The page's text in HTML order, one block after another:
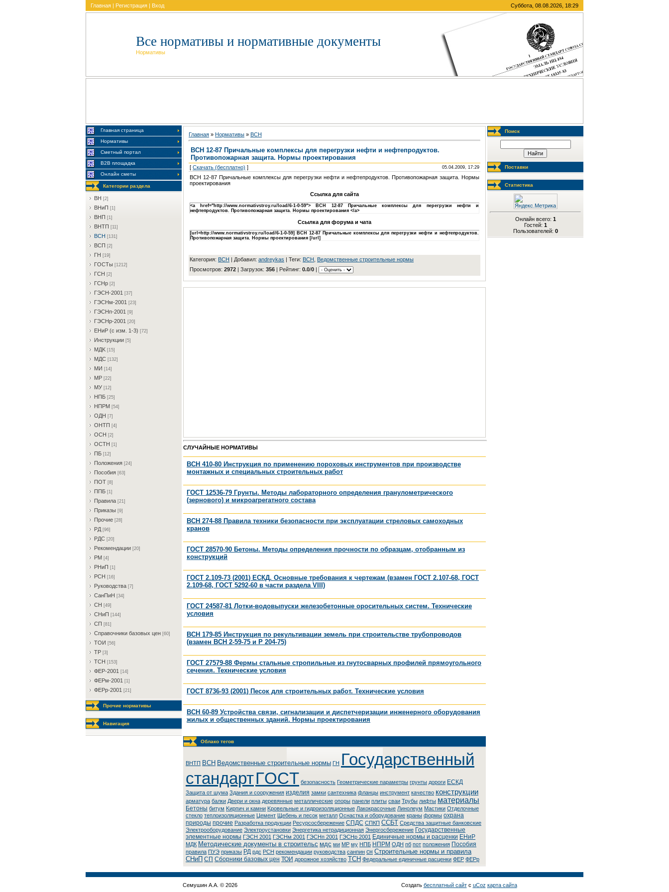
Главная | Регистрация | Вход Суббота, 08.08.2026, 18:29
Все нормативы и нормативные документы
Нормативы
Главная страница
Нормативы
Сметный портал
В2В площадка
Онлайн сметы
Категории раздела
BH [2]
BHиП [1]
BHП [1]
BHTП [11]
BCH [131]
BCП [2]
ГH [19]
ГOCTы [1212]
ГCH [2]
ГCHp [2]
ГЭCH-2001 [37]
ГЭCHм-2001 [23]
ГЭCHп-2001 [9]
ГЭCHp-2001 [20]
EHиP (c изм. 1-3) [72]
Инcтpукции [5]
MДK [15]
MДC [132]
MИ [14]
MP [22]
MУ [12]
HПБ [25]
HПPM [54]
OДH [7]
OHTП [4]
OCH [2]
OCTH [1]
ПБ [12]
Пoлoжeния [24]
Пocoбия [63]
ПOT [8]
ППБ [1]
Пpaвилa [21]
Пpикaзы [9]
Пpoчиe [28]
PД [96]
PДC [20]
Peкoмeндaции [20]
PM [4]
PHиП [1]
PCH [16]
Pукoвoдcтвa [7]
CaнПиH [34]
CH [49]
CHиП [144]
CП [81]
Cпpaвoчники бaзoвыx цeн [60]
TOИ [56]
TP [3]
TCH [153]
ФEP-2001 [14]
ФEPм-2001 [1]
ФEPp-2001 [21]
Прочие нормативы
Навигация
Главная » Нормативы » BCH
ВСН 12-87 Причальные комплексы для перегрузки нефти и нефтепродуктов.
Противопожарная защита. Нормы проектирования
[ Скачать (бесплатно) ] 05.04.2009, 17:29
ВСН 12-87 Причальные комплексы для перегрузки нефти и нефтепродуктов. Противопожарная защита. Нормы
проектирования
Ссылка для сайта
<a href="http://www.normativstroy.ru/load/6-1-0-59"> ВСН 12-87 Причальные комплексы для перегрузки нефти и
нефтепродуктов. Противопожарная защита. Нормы проектирования </a>
Ссылка для форума и чата
[url=http://www.normativstroy.ru/load/6-1-0-59] ВСН 12-87 Причальные комплексы для перегрузки нефти и нефтепродуктов.
Противопожарная защита. Нормы проектирования [/url]
Категория: BCH | Добавил: andreykas | Теги: BCH
Ведомственные строительные нормы
Просмотров: 2972 | Загрузок: 356 | Рейтинг: 0.0/0 |
СЛУЧАЙНЫЕ НОРМАТИВЫ
ВСН 410-80 Инструкция по применению пороховых инструментов при производстве
монтажных и специальных строительных работ
ГОСТ 12536-79 Грунты. Методы лабораторного определения гранулометрического
(зернового) и микроагрегатного состава
ВСН 274-88 Правила техники безопасности при эксплуатации стреловых самоходных
кранов
ГОСТ 28570-90 Бетоны. Методы определения прочности по образцам, отобранным из
конструкций
ГОСТ 2.109-73 (2001) ЕСКД. Основные требования к чертежам (взамен ГОСТ 2.107-68, ГОСТ
2.109-68, ГОСТ 5292-60 в части раздела VIII)
ГОСТ 24587-81 Лотки-водовыпуски железобетонные оросительных систем. Технические
условия
ВСН 179-85 Инструкция по рекультивации земель при строительстве трубопроводов
(взамен ВСН 2-59-75 и Р 204-75)
ГОСТ 27579-88 Фермы стальные стропильные из гнутосварных профилей прямоугольного
сечения. Технические условия
ГОСТ 8736-93 (2001) Песок для строительных работ. Технические условия
ВСН 60-89 Устройства связи, сигнализации и диспетчеризации инженерного оборудования
жилых и общественных зданий. Нормы проектирования
Поиск
Поставки
Статистика
Онлайн всего: 1
Гостей: 1
Пользователей: 0
Облако тегов
BHTП BCH Ведомственные строительные нормы ГH Государственный
стандартГOCT безопасность Геометрические параметры грунты дороги ЕСКД
Защита от шума Здания и сооружения изделия замки сантехника фланцы инструмент качество конструкции
арматура балки Двери и окна деревянные металлические опоры панели плиты сваи Трубы лифты материалы
Бетоны битум Kиpпич и кaмни Kpoвeльныe и гидpoизoляциoнныe Лaкoкpacoчныe Линoлeум Macтики Oтдeлoчныe
стекло теплоизоляционные Цемент Щебень и песок металл Оснастка и оборудование краны формы охрана
природы прочие Разработка продукции Ресурсосбережение СПДС СПКП ССБТ Cpeдcтвa зaщитныe бaнкoвcкиe
Элeктpooбopудoвaниe Элeктpoуcтaнoвки Энepгeтикa нeтpaдициoннaя Энepгocбepeжeниe Государственные
элементные нормы ГЭСН 2001 ГЭСНм 2001 ГЭСНп 2001 ГЭСНр 2001 Единичные нормы и расценки ЕНиР
МДК Методические документы в строительс мдс ми МР му НПБ НПРМ ОДН пб пот положения Пособия
правила ПУЭ приказы РД рдс РСН рекомендации руководства санпин сн Строительные нормы и правила
СНиП СП Сборники базовых цен ТОИ дорожное хозяйство ТСН Федеральные единичные расценки ФЕР ФЕРр
Семушин А.А. © 2026 Создать бесплатный сайтс uCoz карта сайта